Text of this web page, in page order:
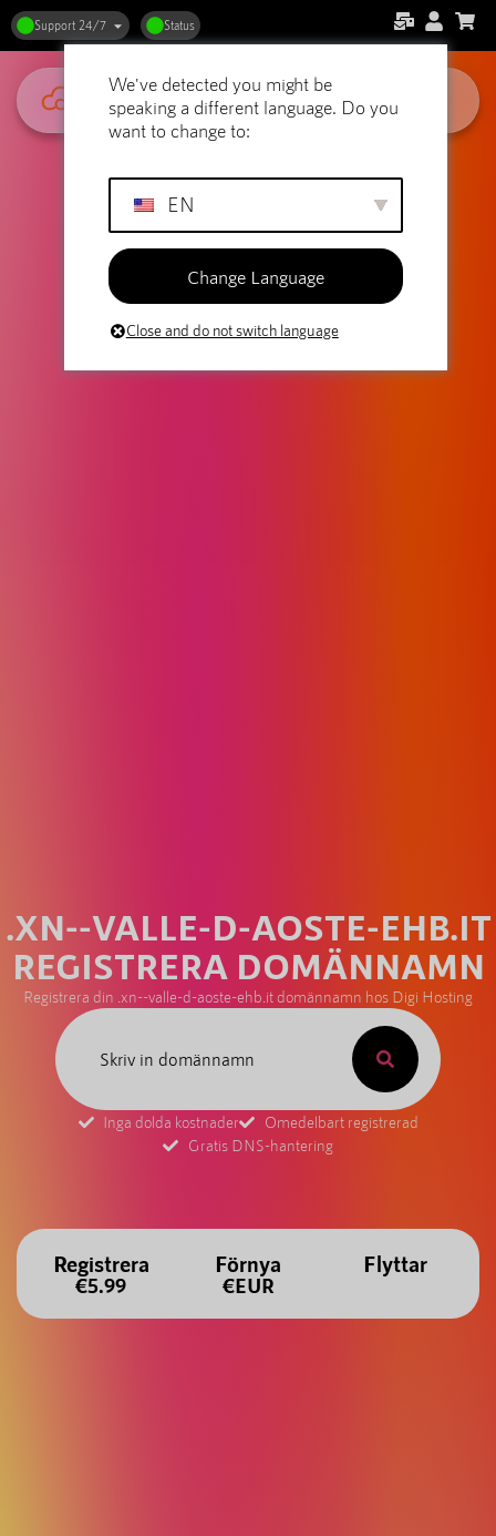
Support 24/7 Status
.XN--VALLE-D-AOSTE-EHB.IT
REGISTRERA DOMÄNNAMN
Registrera din .xn--valle-d-aoste-ehb.it domännamn hos Digi Hosting
Inga dolda kostnader
Omedelbart registrerad
Gratis DNS-hantering
Registrera
€5.99
Förnya
€EUR
Flyttar
We've detected you might be
speaking a different language. Do you
want to change to:
EN
Change Language
Close and do not switch language